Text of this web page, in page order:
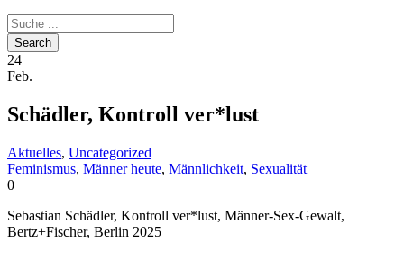
24
Feb.
Schädler, Kontroll ver*lust
Aktuelles, Uncategorized
Feminismus, Männer heute, Männlichkeit, Sexualität
0
Sebastian Schädler, Kontroll ver*lust, Männer-Sex-Gewalt,
Bertz+Fischer, Berlin 2025